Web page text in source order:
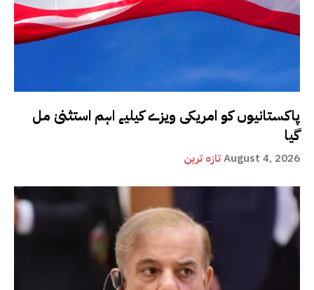
پاکستانیوں کو امریکی ویزے کیلیے اہم استثنیٰ مل
گیا
تازہ ترینAugust 4, 2026